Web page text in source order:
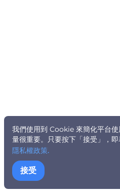
我們使用到 Cookie 來簡化平台
量很重要。只要按下「接受」，
隱私權政策.
接受